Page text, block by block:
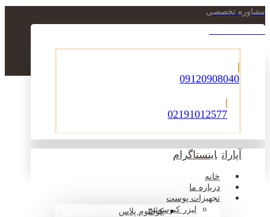
مشاوره تخصصی
09120908040
02191012577
آپارات اینستاگرام
خانه
درباره ما
تجهیزات پوست
لیزر کیوسوئیچکوانتوم پلاس